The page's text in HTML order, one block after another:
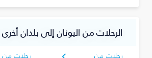
الرحلات من اليونان إلى بلدان أخرى
رحلات من
رحلات من